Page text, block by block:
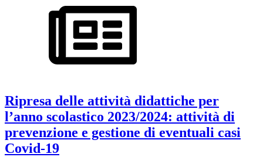
Ripresa delle attività didattiche per
l’anno scolastico 2023/2024: attività di
prevenzione e gestione di eventuali casi
Covid-19